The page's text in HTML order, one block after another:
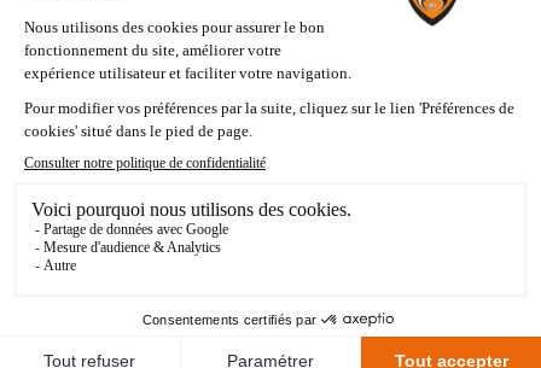
Billetterie
Boutique
Programme de fidélité
Toute l'actu du FC Lorient
Politique de confidentialité
© 2026 FC Lorient, tous droits réservés.